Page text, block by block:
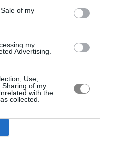
of my
my
Advertising.
Use,
Sharing of my
with the
collected.